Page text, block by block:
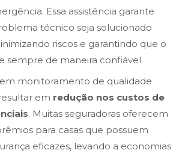
Essa assistência garante
técnico seja solucionado
riscos e garantindo que o
sempre de maneira confiável.
monitoramento de qualidade
em redução nos custos de
. Muitas seguradoras oferecem
para casas que possuem
eficazes, levando a economias